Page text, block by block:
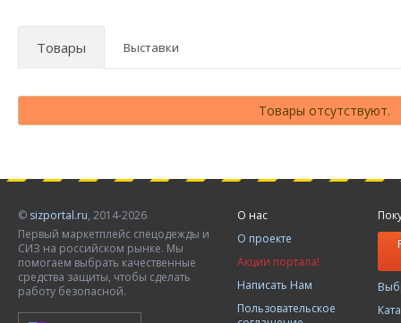
Товары Выставки
Товары отсутствуют.
© sizportal.ru, 2014-2026
Первый маркетплейс спецодежды и
СИЗ на российском рынке. Мы
помогаем выбрать качественные
средства защиты, чтобы сделать
работу безопасной.
О нас
О проекте
Акции портала!
Написать Нам
Пользовательское